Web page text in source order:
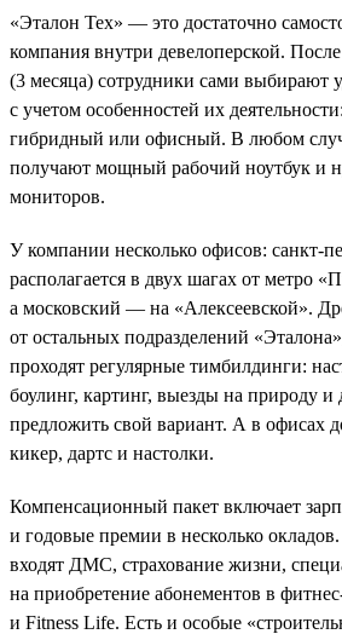
«Эталон Тех» — это достаточно
компания внутри девелоперской.
(3 месяца) сотрудники сами выбирают
с учетом особенностей их
гибридный или офисный. В любом
получают мощный рабочий ноутбук и
мониторов.
У компании несколько офисов: санкт-
располагается в двух шагах от метро
а московский — на «Алексеевской».
от остальных подразделений
проходят регулярные тимбилдинги:
боулинг, картинг, выезды на природу
предложить свой вариант. А в офисах
кикер, дартс и настолки.
Компенсационный пакет включает
и годовые премии в несколько
входят ДМС, страхование жизни,
на приобретение абонементов в
и Fitness Life. Есть и особые